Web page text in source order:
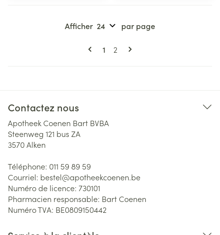
Pages
Vous lisez actuellement la page
1 Page
2
Afficher par page
Contactez nous
Apotheek Coenen Bart BVBA
Steenweg 121 bus ZA
3570Alken
Téléphone: 011 59 89 59
Courriel: bestel@apotheekcoenen.be
Numéro de licence: 730101
Pharmacien responsable: Bart Coenen
Numéro TVA: BE0809150442